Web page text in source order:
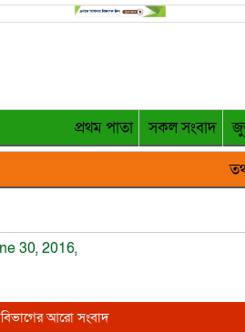
প্রথম পাতা সকল সংবাদ
30, 2016,
আরো সংবাদ